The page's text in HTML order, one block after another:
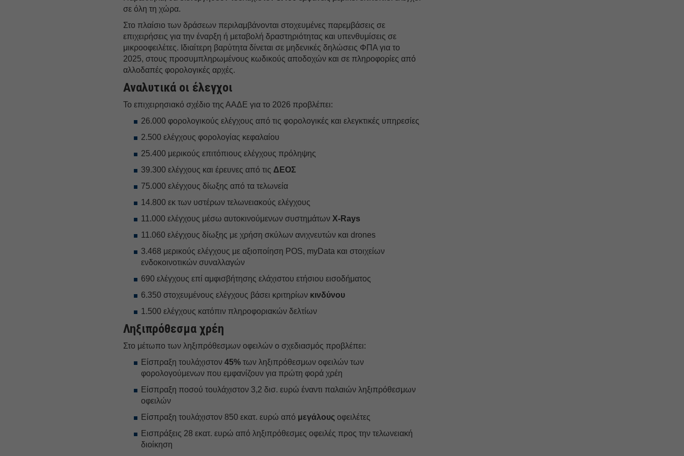
σε όλη τη χώρα.
Στο πλαίσιο των δράσεων περιλαμβάνονται στοχευμένες παρεμβάσεις σε
επιχειρήσεις για την έναρξη ή μεταβολή δραστηριότητας και υπενθυμίσεις σε
μικροοφειλέτες. Ιδιαίτερη βαρύτητα δίνεται σε μηδενικές δηλώσεις ΦΠΑ για το
2025, στους προσυμπληρωμένους κωδικούς αποδοχών και σε πληροφορίες από
αλλοδαπές φορολογικές αρχές.
Αναλυτικά οι έλεγχοι
Το επιχειρησιακό σχέδιο της ΑΑΔΕ για το 2026 προβλέπει:
26.000 φορολογικούς ελέγχους από τις φορολογικές και ελεγκτικές υπηρεσίες
2.500 ελέγχους φορολογίας κεφαλαίου
25.400 μερικούς επιτόπιους ελέγχους πρόληψης
39.300 ελέγχους και έρευνες από τιςΔΕΟΣ
75.000 ελέγχους δίωξης από τα τελωνεία
14.800 εκ των υστέρων τελωνειακούς ελέγχους
11.000 ελέγχους μέσω αυτοκινούμενων συστημάτων X-Rays
11.060 ελέγχους δίωξης με χρήση σκύλων ανιχνευτών και drones
3.468 μερικούς ελέγχους με αξιοποίηση POS, myData και στοιχείων
ενδοκοινοτικών συναλλαγών
690 ελέγχους επί αμφισβήτησης ελάχιστου ετήσιου εισοδήματος
6.350 στοχευμένους ελέγχους βάσει κριτηρίων κινδύνου
1.500 ελέγχους κατόπιν πληροφοριακών δελτίων
Ληξιπρόθεσμα χρέη
Στο μέτωπο των ληξιπρόθεσμων οφειλών ο σχεδιασμός προβλέπει:
Είσπραξη τουλάχιστον45% των ληξιπρόθεσμων οφειλών των
φορολογούμενων που εμφανίζουν για πρώτη φορά χρέη
Είσπραξη ποσού τουλάχιστον 3,2 δισ. ευρώ έναντι παλαιών ληξιπρόθεσμων
οφειλών
Είσπραξη τουλάχιστον 850 εκατ. ευρώ από μεγάλους οφειλέτες
Εισπράξεις 28 εκατ. ευρώ από ληξιπρόθεσμες οφειλές προς την τελωνειακή
διοίκηση